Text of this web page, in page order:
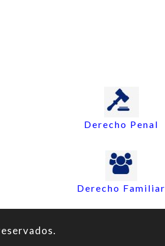
Derecho Penal
Derecho Familiar